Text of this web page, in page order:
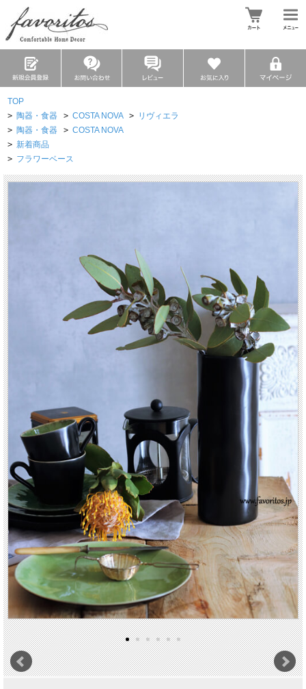
TOP
> 陶器・食器 > COSTA NOVA > リヴィエラ
> 陶器・食器 > COSTA NOVA
> 新着商品
> フラワーベース